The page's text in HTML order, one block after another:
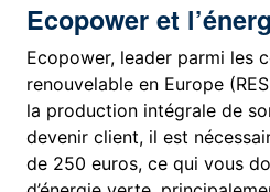
Ecopower et
Ecopower, leader parmi les
renouvelable en Europe
la production intégrale de
devenir client, il est
de 250 euros, ce qui vous